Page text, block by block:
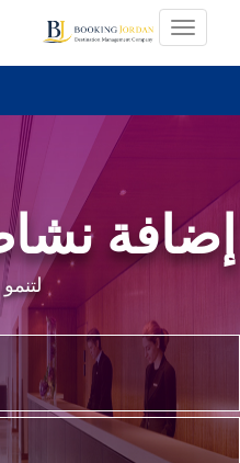
إضافة